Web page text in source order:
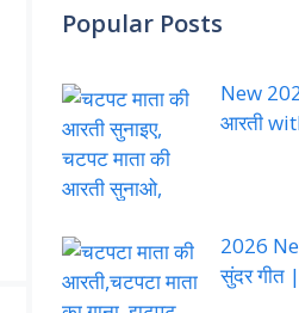
Popular Posts
New
आरती
2026
सुंदर